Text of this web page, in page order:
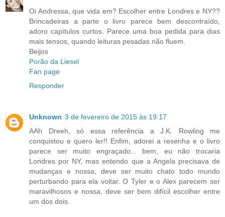
Oi Andressa, que vida em? Escolher entre Londres e NY??
Brincadeiras a parte o livro parece bem descontraído,
adoro capítulos curtos. Parece uma boa pedida para dias
mais tensos, quando leituras pesadas não fluem.
Beijos
Porão da Liesel
Fan page
Responder
Unknown 3 de fevereiro de 2015 às 19:17
AAh Dreeh, só essa referência a J.K. Rowling me
conquistou e quero ler!! Enfim, adorei a resenha e o livro
parece ser muito engraçado... bem, eu não trocaria
Londres por NY, mas entendo que a Angela precisava de
mudanças e nossa, deve ser muito chato todo mundo
perturbando para ela voltar. O Tyler e o Alex parecem ser
maravilhosos e nossa, deve ser bem difícil escolher entre
um dos dois.